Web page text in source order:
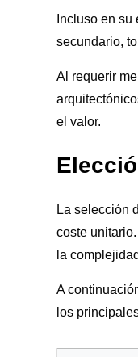
Incluso en
secundario,
Al requerir
el valor.
La selección
coste
la
A
los